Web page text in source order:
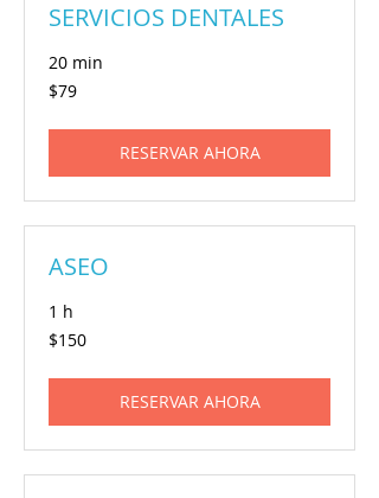
SERVICIOS DENTALES
20 min
79
pesos
$79
RESERVAR AHORA
ASEO
1 h
150
pesos
$150
RESERVAR AHORA